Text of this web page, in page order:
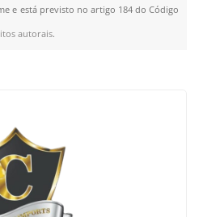
e está previsto no artigo 184 do Código
autorais.